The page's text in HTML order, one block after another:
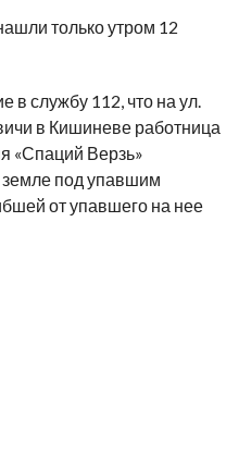
только утром 12
службу 112, что на ул.
в Кишиневе работница
«Спаций Верзь»
под упавшим
от упавшего на нее